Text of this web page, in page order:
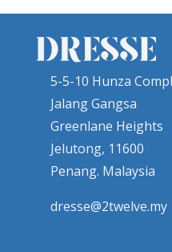
5-5-10 Hunza
Jalang Gangsa
Greenlane Heights
Jelutong, 11600
Penang. Malaysia
dresse@2twelve.my